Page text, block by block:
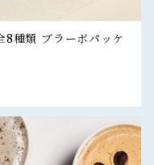
8種類 ブラーボパッケ